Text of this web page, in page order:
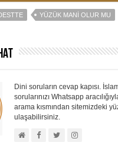
YÜZÜK MANI OLUR MU
Dini soruların cevap kapısı.
sorularınızı Whatsapp
arama kısmından sitemizdeki
ulaşabilirsiniz.